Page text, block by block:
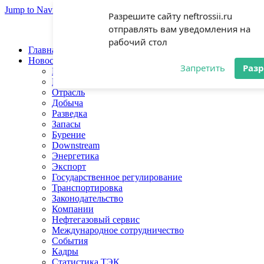
Разрешите сайту neftrossii.ru
отправлять вам уведомления на
рабочий стол
Запретить
Jump to Navigation
Главная
Новости
Нефть
Газ
Отрасль
Добыча
Разведка
Запасы
Бурение
Downstream
Энергетика
Экспорт
Государственное регулирование
Транспортировка
Законодательство
Компании
Нефтегазовый сервис
Международное сотрудничество
События
Кадры
Статистика ТЭК